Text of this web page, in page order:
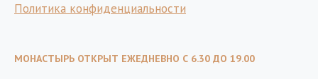
Политика конфиденциальности
МОНАСТЫРЬ ОТКРЫТ ЕЖЕДНЕВНО С 6.30 ДО 19.00